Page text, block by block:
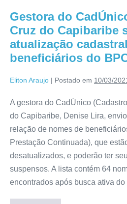
Gestora do
Cruz do Capibaribe
atualização
beneficiários do
Eliton Araujo | Postado em 10/03/
A gestora do CadÚnico
do Capibaribe, Denise Lira,
relação de nomes de
Prestação Continuada), que
desatualizados, e poderão ter
suspensos. A lista contém 64
encontrados após busca ativa